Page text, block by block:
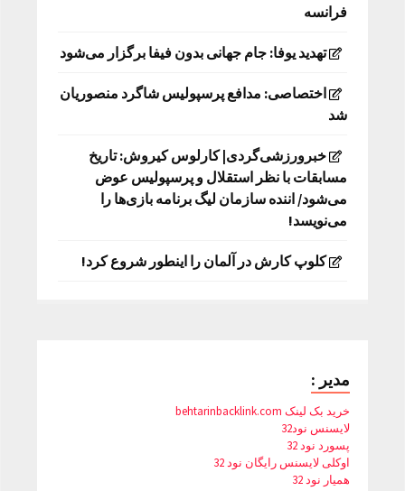
فرانسه
تهدید یوفا: جام جهانی بدون فیفا برگزار می‌شود
اختصاصی: مدافع پرسپولیس شاگرد منصوریان
شد
خبرورزشی‌گردی| کارلوس کیروش: تاریخ
مسابقات با نظر استقلال و پرسپولیس عوض
می‌شود/ اننده سازمان لیگ برنامه بازی‌ها را
می‌نویسد!
کلوپ کارش در آلمان را اینطور شروع کرد!
مدیر :
خرید بک لینک behtarinbacklink.com
لایسنس نود32
پسورد نود 32
اوکلی لایسنس رایگان نود 32
همیار نود 32